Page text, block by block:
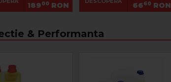
18900 RON
6660 RON
& Performanta